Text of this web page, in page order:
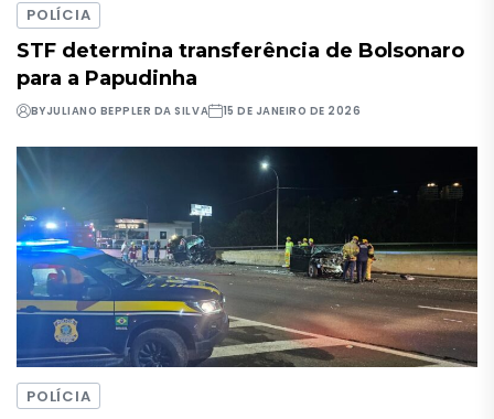
POLÍCIA
STF determina transferência de Bolsonaro
para a Papudinha
BYJULIANO BEPPLER DA SILVA 15 DE JANEIRO DE 2026
POLÍCIA